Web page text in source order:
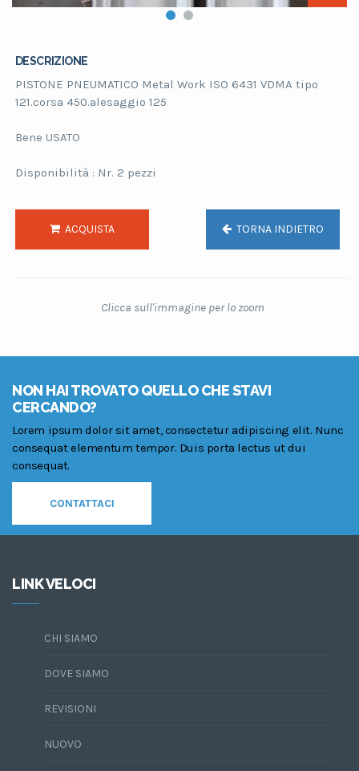
DESCRIZIONE
PISTONE PNEUMATICO Metal Work ISO 6431 VDMA tipo
121.corsa 450.alesaggio 125
Bene USATO
Disponibilità : Nr. 2 pezzi
ACQUISTA TORNA INDIETRO
Clicca sull'immagine per lo zoom
NON HAI TROVATO QUELLO CHE STAVI
CERCANDO?
Lorem ipsum dolor sit amet, consectetur adipiscing elit. Nunc
consequat elementum tempor. Duis porta lectus ut dui
consequat.
CONTATTACI
LINK VELOCI
CHI SIAMO
DOVE SIAMO
REVISIONI
NUOVO